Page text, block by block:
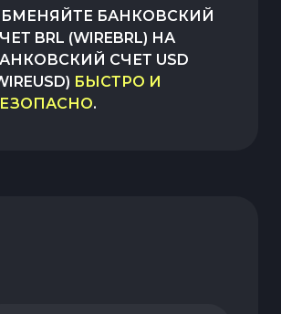
БАНКОВСКИЙ
BRL (WIREBRL) НА
СЧЕТ USD
БЫСТРО И
.